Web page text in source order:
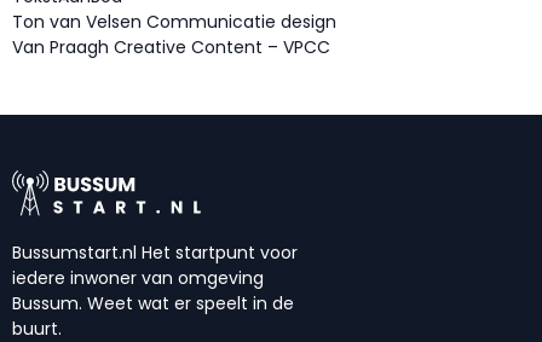
Ton van Velsen Communicatie design
Van Praagh Creative Content – VPCC
Bussumstart.nl Het startpunt voor
iedere inwoner van omgeving
Bussum. Weet wat er speelt in de
buurt.